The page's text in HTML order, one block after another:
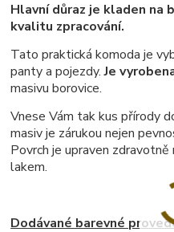
Hlavní důraz je kladen
kvalitu zpracování.
Tato praktická komoda je
panty a pojezdy.Je
masivu borovice.
Vnese Vám tak kus přírody
masiv je zárukou nejen
Povrch je upraven
lakem.
Dodávané barevné